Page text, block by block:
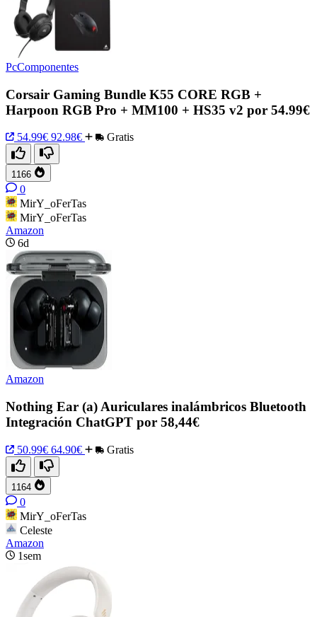
PcComponentes
Corsair Gaming Bundle K55 CORE RGB +
Harpoon RGB Pro + MM100 + HS35 v2 por 54.99€
54.99€ 92.98€ Gratis
1166
0
MirY_oFerTas
MirY_oFerTas
Amazon
6d
Amazon
Nothing Ear (a) Auriculares inalámbricos Bluetooth
Integración ChatGPT por 58,44€
50.99€ 64.90€ Gratis
1164
0
MirY_oFerTas
Celeste
Amazon
1sem